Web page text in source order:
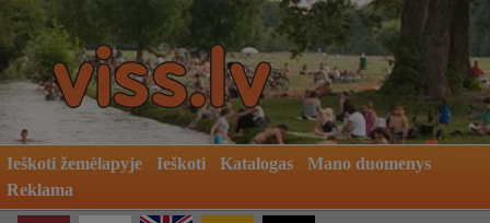
Ieškoti žemėlapyje Ieškoti Katalogas
Mano duomenys
Reklama